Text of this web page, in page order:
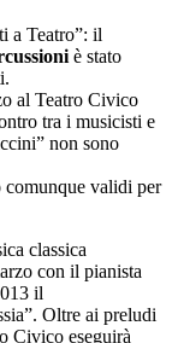
a Teatro”: il
è stato
al Teatro Civico
tra i musicisti e
non sono
validi per
classica
con il pianista
il
Oltre ai preludi
Civico eseguirà